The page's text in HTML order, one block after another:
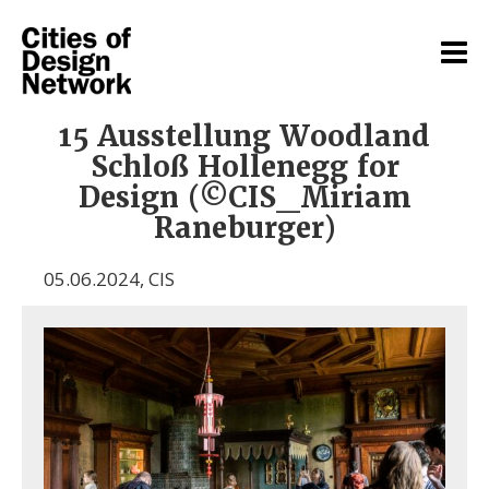
15 Ausstellung Woodland
Schloß Hollenegg for
Design (©CIS_Miriam
Raneburger)
05.06.2024, CIS